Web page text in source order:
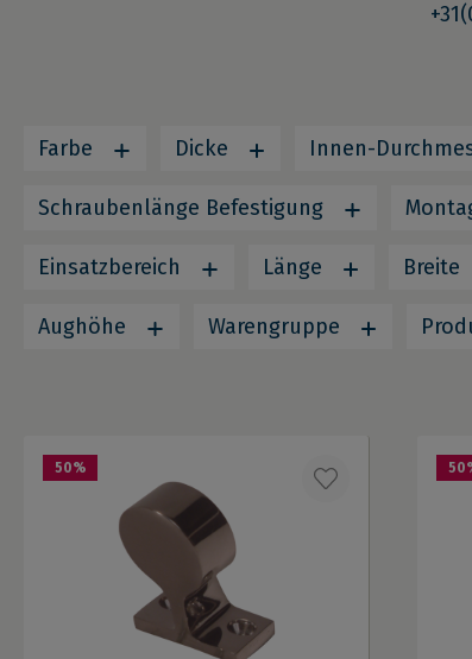
Farbe Dicke Innen-
Schraubenlänge Befestigung
Einsatzbereich Länge Breite
Aughöhe Warengruppe
50% 50